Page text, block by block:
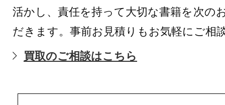
活かし、責任を持って大切な書籍を次の
だきます。事前お見積りもお気軽にご相
買取のご相談はこちら